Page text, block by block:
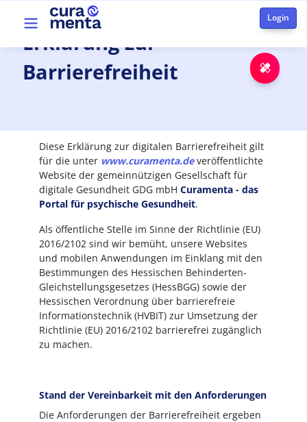
Skip to main content
Top menu
Erklärungzur
Barrierefreiheit
Diese Erklärung zur digitalen Barrierefreiheit gilt
für die unter www.curamenta.de veröffentlichte
Website der gemeinnützigen Gesellschaft für
digitale Gesundheit GDG mbH Curamenta - das
Portal für psychische Gesundheit.
Als öffentliche Stelle im Sinne der Richtlinie (EU)
2016/2102 sind wir bemüht, unsere Websites
und mobilen Anwendungen im Einklang mit den
Bestimmungen des Hessischen Behinderten-
Gleichstellungsgesetzes (HessBGG) sowie der
Hessischen Verordnung über barrierefreie
Informationstechnik (HVBIT) zur Umsetzung der
Richtlinie (EU) 2016/2102 barrierefrei zugänglich
zu machen.
Stand der Vereinbarkeit mit den Anforderungen
Die Anforderungen der Barrierefreiheit ergeben